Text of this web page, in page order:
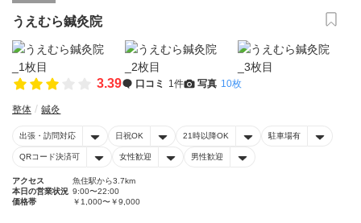
うえむら鍼灸院
3.39 口コミ 1件 写真 10枚
整体 鍼灸
出張・訪問対応 日祝OK 21時以降OK 駐車場有
QRコード決済可 女性歓迎 男性歓迎
アクセス
魚住駅から3.7km
本日の営業状況 9:00〜22:00
価格帯
￥1,000〜￥9,000